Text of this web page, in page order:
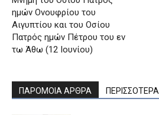
ημών Ονουφρίου του
Αιγυπτίου και του Οσίου
Πατρός ημών Πέτρου του εν
τω Άθω (12 Ιουνίου)
ΠΑΡΟΜΟΙΑ ΑΡΘΡΑ ΠΕΡΙΣΣΟΤΕΡΑ